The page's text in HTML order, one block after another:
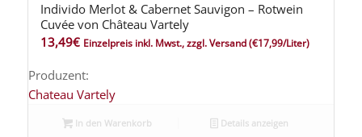
Individo Merlot & Cabernet Sauvigon – Rotwein
Cuvée von Château Vartely
13,49€ Einzelpreis inkl. Mwst., zzgl. Versand(€17,99/Liter)
Produzent:
Chateau Vartely
In den Warenkorb Details anzeigen